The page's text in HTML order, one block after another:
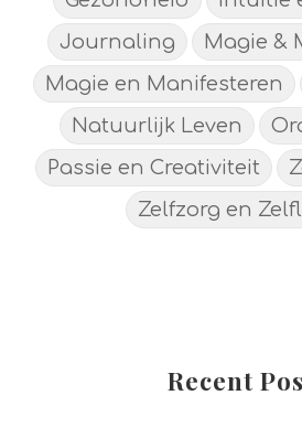
Journaling
Magie &
Magie en Manifesteren
Natuurlijk Leven
Passie en Creativiteit
Zelfzorg en
Recent